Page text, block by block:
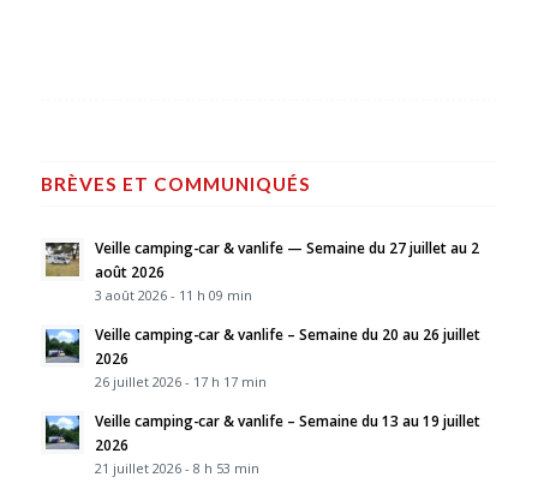
BRÈVES ET COMMUNIQUÉS
Veille camping-car & vanlife — Semaine du 27 juillet au 2
août 2026
3 août 2026 - 11 h 09 min
Veille camping-car & vanlife – Semaine du 20 au 26 juillet
2026
26 juillet 2026 - 17 h 17 min
Veille camping-car & vanlife – Semaine du 13 au 19 juillet
2026
21 juillet 2026 - 8 h 53 min